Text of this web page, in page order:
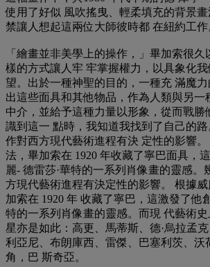
使用了好似 風吹搖曳、輕柔填充的背景
禁讓人想起這兩位大師彼時都 在紐約工作
「繪畫並非美學上的操作，」畢加索很
樣的方式讓人牢 牢掌握權力，以具象化
望。出於一種神聖的目的，一種充 滿魔
出這些面具和其他物品，作為人類與另一
中介，並給予這種力量以形象，從而戰勝
識到這一 點時，我知道我找到了自己的
作對西方現代藝術進程有決 定性的影響。
法，畢加索在 1920 年收藏了寧巴面具，
麗- 德雷莎·華特的一系列肖像畫的靈感。
方現代藝術進程有決定性的影響。 根據
加索在 1920 年 收藏了寧巴，這激發了他
特的一系列肖像畫的靈感。而現 代藝術
星亦是如此：高更、馬蒂斯、德·烏拉孟
利亞尼、布朗庫西、雷傑、巴塞利茨、沃
角，巴 斯奇亞。